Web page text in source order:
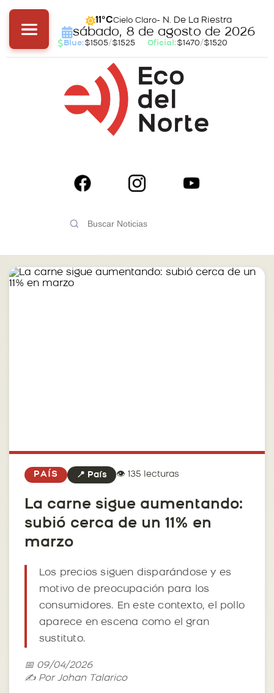
11°CCielo Claro- N. De La Riestra
sábado, 8 de agosto de 2026
Blue:$1505/$1525 Oficial:$1470/$1520
PAÍS 📍 País 👁️ 135 lecturas
La carne sigue aumentando:
subió cerca de un 11% en
marzo
Los precios siguen disparándose y es
motivo de preocupación para los
consumidores. En este contexto, el pollo
aparece en escena como el gran
sustituto.
📅 09/04/2026
✍️ Por Johan Talarico